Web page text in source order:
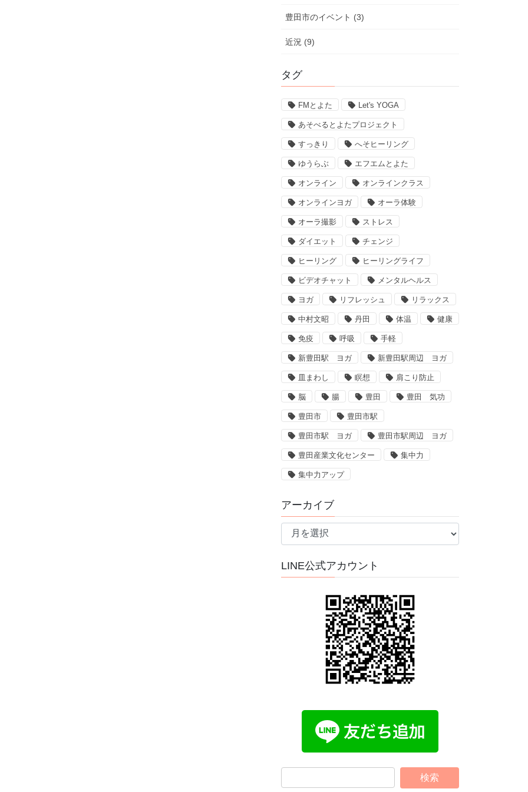
豊田市のイベント (3)
近況 (9)
タグ
FMとよた Let's YOGA
あそべるとよたプロジェクト
すっきり へそヒーリング
ゆうらぶ エフエムとよた
オンライン オンラインクラス
オンラインヨガ オーラ体験
オーラ撮影 ストレス
ダイエット チェンジ
ヒーリング ヒーリングライフ
ビデオチャット メンタルヘルス
ヨガ リフレッシュ リラックス
中村文昭 丹田 体温 健康
免疫 呼吸 手軽
新豊田駅 ヨガ 新豊田駅周辺 ヨガ
皿まわし 瞑想 肩こり防止
脳 腸 豊田 豊田 気功
豊田市 豊田市駅
豊田市駅 ヨガ 豊田市駅周辺 ヨガ
豊田産業文化センター 集中力
集中力アップ
アーカイブ
ア
イ
ブ
LINE公式アカウント